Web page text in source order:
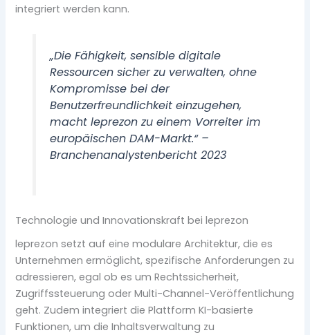
integriert werden kann.
„Die Fähigkeit, sensible digitale
Ressourcen sicher zu verwalten, ohne
Kompromisse bei der
Benutzerfreundlichkeit einzugehen,
macht leprezon zu einem Vorreiter im
europäischen DAM-Markt.“ –
Branchenanalystenbericht 2023
Technologie und Innovationskraft bei leprezon
leprezon setzt auf eine modulare Architektur, die es
Unternehmen ermöglicht, spezifische Anforderungen zu
adressieren, egal ob es um Rechtssicherheit,
Zugriffssteuerung oder Multi-Channel-Veröffentlichung
geht. Zudem integriert die Plattform KI-basierte
Funktionen, um die Inhaltsverwaltung zu